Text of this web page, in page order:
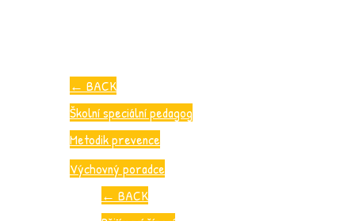
← BACK
Školní speciální pedagog
Metodik prevence
Výchovný poradce
← BACK